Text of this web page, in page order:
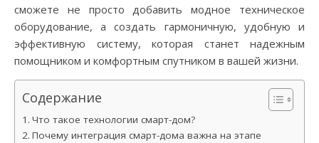
сможете не просто добавить модное техническое
оборудование, а создать гармоничную, удобную и
эффективную систему, которая станет надежным
помощником и комфортным спутником в вашей жизни.
Содержание
Что такое технологии смарт-дом?
Почему интеграция смарт-дома важна на этапе